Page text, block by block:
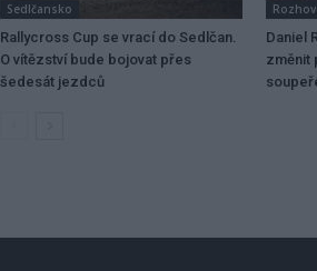
Sedlčansko
Rallycross Cup se vrací do Sedlčan.
O vítězství bude bojovat přes
šedesát jezdců
Daniel
změnit